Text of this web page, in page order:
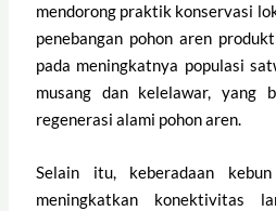
mendorong praktik konservasi
penebangan pohon aren
pada meningkatnya populasi
musang dan kelelawar, yang
regenerasi alami pohon aren.
Selain itu, keberadaan
meningkatkan konektivitas